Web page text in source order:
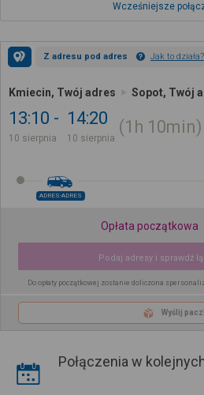
Wcześniejsze
Z adresu pod adres Jak to działa?
Kmiecin, Twój adres Sopot, Twój
13:10
10 sierpnia
14:20
10 sierpnia
1h 10min
ADRES-ADRES
Opłata początkowa
Podaj adresy i sprawdź
Do opłaty początkowej zostanie doliczona
Wyślij
Połączenia w